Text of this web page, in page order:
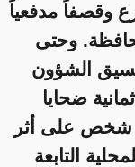
وقصفاً مدفعياً
وحتى
الشؤون
ضحايا
مدنيين ونزوح ما يصل إلى 24000 شخص على أثر
التابعة